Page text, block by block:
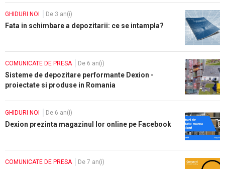
GHIDURI NOI De 3 an(i)
Fata in schimbare a depozitarii: ce se intampla?
COMUNICATE DE PRESA De 6 an(i)
Sisteme de depozitare performante Dexion -
proiectate si produse in Romania
GHIDURI NOI De 6 an(i)
Dexion prezinta magazinul lor online pe Facebook
COMUNICATE DE PRESA De 7 an(i)